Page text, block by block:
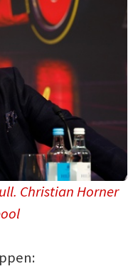
Christian Horner